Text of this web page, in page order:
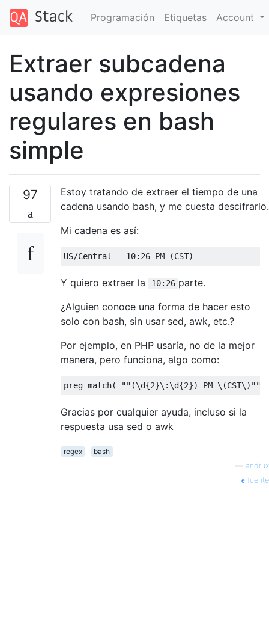
Programación Etiquetas Account
Extraer subcadena
usando expresiones
regulares en bash
simple
97
Estoy tratando de extraer el tiempo de una
cadena usando bash, y me cuesta descifrarlo.
Mi cadena es así:
US/Central - 10: 26 PM (CST)
Y quiero extraer la 10:26 parte.
¿Alguien conoce una forma de hacer esto
solo con bash, sin usar sed, awk, etc.?
Por ejemplo, en PHP usaría, no de la mejor
manera, pero funciona, algo como:
preg_match( "" (\d{2}\:\d{2}) PM \(CST\) ""
Gracias por cualquier ayuda, incluso si la
respuesta usa sed o awk
regex
bash
andrux
fuente